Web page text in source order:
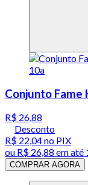
Conjunto Fame
R$ 26,88
Desconto
R$ 22,04no PIX
ou R$ 26,88 em até
COMPRAR AGORA